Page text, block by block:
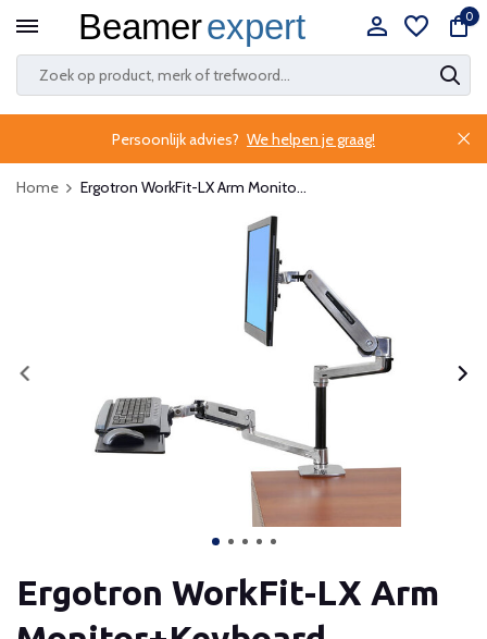
0
Persoonlijk advies? We helpen je graag!
Home Ergotron WorkFit-LX Arm Monito...
Ergotron WorkFit-LX Arm